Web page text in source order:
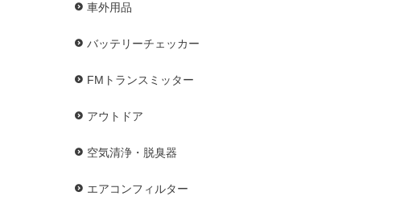
車外用品
バッテリーチェッカー
FMトランスミッター
アウトドア
空気清浄・脱臭器
エアコンフィルター